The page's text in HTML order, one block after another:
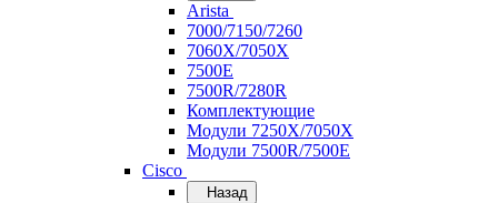
Arista
7000/7150/7260
7060X/7050X
7500E
7500R/7280R
Комплектующие
Модули 7250X/7050X
Модули 7500R/7500E
Cisco
Назад